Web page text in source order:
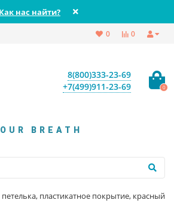
Как нас найти?
0
0
8(800)333-23-69
+7(499)911-23-69
0
BREATH
пластикатное покрытие, красный